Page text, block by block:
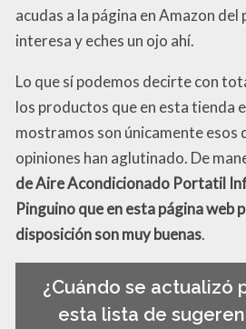
acudas a la página en Amazon
interesa y eches un ojo ahí.
Lo que sí podemos decirte con
los productos que en esta tienda
mostramos son únicamente esos
opiniones han aglutinado. De
de Aire Acondicionado Portatil
Pinguino que en esta página web
disposición son muy buenas.
¿Cuándo se actualizó
esta lista de